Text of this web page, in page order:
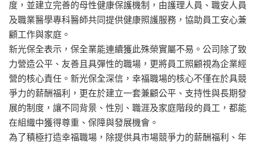
度，並建立完善的母性健康保護機制，由護理人員、職安人員
及職業醫學專科醫師共同提供健康照護服務，協助員工安心兼
顧工作與家庭。
新光保全表示，保全業能連續獲此殊榮實屬不易。公司除了致
力營造公平、友善且具彈性的職場，更將員工照顧視為企業經
營的核心責任。新光保全深信，幸福職場的核心不僅在於具競
爭力的薪酬福利，更在於建立一套兼顧公平、支持性與長期發
展的制度，讓不同背景、性別、職涯及家庭階段的員工，都能
在組織中獲得尊重、保障與發展機會。
為了積極打造幸福職場，除提供具市場競爭力的薪酬福利、年